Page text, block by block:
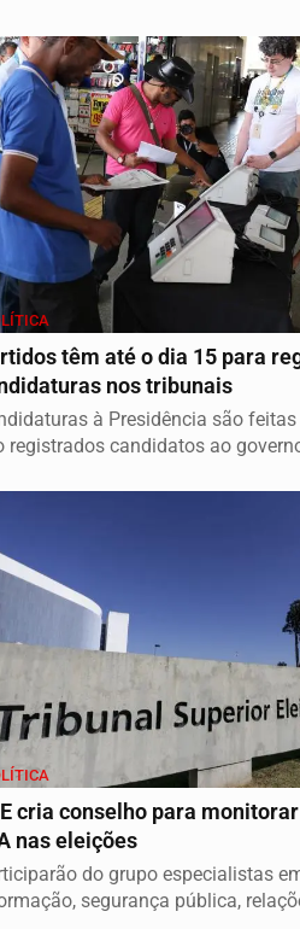
têm até o dia 15 para
nos tribunais
à Presidência são feitas
registrados candidatos ao
cria conselho para
nas eleições
do grupo especialistas
segurança pública,